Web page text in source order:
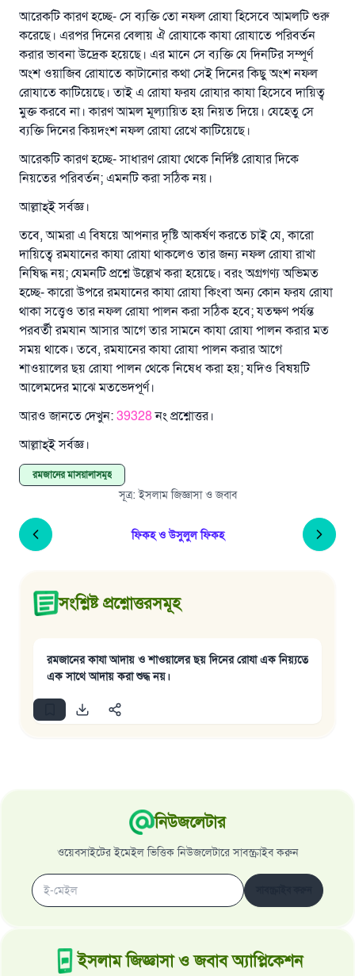
আরেকটি কারণ হচ্ছে- সে ব্যক্তি তো নফল রোযা হিসেবে আমলটি শুরু
করেছে। এরপর দিনের বেলায় ঐ রোযাকে কাযা রোযাতে পরিবর্তন
করার ভাবনা উদ্রেক হয়েছে। এর মানে সে ব্যক্তি যে দিনটির সম্পূর্ণ
অংশ ওয়াজিব রোযাতে কাটানোর কথা সেই দিনের কিছু অংশ নফল
রোযাতে কাটিয়েছে। তাই এ রোযা ফরয রোযার কাযা হিসেবে দায়িত্ব
মুক্ত করবে না। কারণ আমল মূল্যায়িত হয় নিয়ত দিয়ে। যেহেতু সে
ব্যক্তি দিনের কিয়দংশ নফল রোযা রেখে কাটিয়েছে।
আরেকটি কারণ হচ্ছে- সাধারণ রোযা থেকে নির্দিষ্ট রোযার দিকে
নিয়তের পরিবর্তন; এমনটি করা সঠিক নয়।
আল্লাহ্‌ই সর্বজ্ঞ।
তবে, আমরা এ বিষয়ে আপনার দৃষ্টি আকর্ষণ করতে চাই যে, কারো
দায়িত্বে রমযানের কাযা রোযা থাকলেও তার জন্য নফল রোযা রাখা
নিষিদ্ধ নয়; যেমনটি প্রশ্নে উল্লেখ করা হয়েছে। বরং অগ্রগণ্য অভিমত
হচ্ছে- কারো উপরে রমযানের কাযা রোযা কিংবা অন্য কোন ফরয রোযা
থাকা সত্ত্বেও তার নফল রোযা পালন করা সঠিক হবে; যতক্ষণ পর্যন্ত
পরবর্তী রমযান আসার আগে তার সামনে কাযা রোযা পালন করার মত
সময় থাকে। তবে, রমযানের কাযা রোযা পালন করার আগে
শাওয়ালের ছয় রোযা পালন থেকে নিষেধ করা হয়; যদিও বিষয়টি
আলেমদের মাঝে মতভেদপূর্ণ।
আরও জানতে দেখুন: 39328নং প্রশ্নোত্তর।
আল্লাহ্‌ই সর্বজ্ঞ।
রমজানের মাসয়ালাসমূহ
সূত্র:ইসলাম জিজ্ঞাসা ও জবাব
ফিকহ ও উসুলুল ফিকহ
সংশ্লিষ্ট প্রশ্নোত্তরসমূহ
রমজানের কাযা আদায় ও শাওয়ালের ছয় দিনের রোযা এক নিয়্যতে
এক সাথে আদায় করা শুদ্ধ নয়।
নিউজলেটার
ওয়েবসাইটের ইমেইল ভিত্তিক নিউজলেটারে সাবস্ক্রাইব করুন
ইসলাম জিজ্ঞাসা ও জবাব অ্যাপ্লিকেশন
রাসূল সাল্লাল্লাহু আলাইহি ওয়া সাল্লাম বলেছেন
যে ব্যক্তি সৎ কর্মের পথ দেখাবে সে সৎকর্মকারীর সমান
সওয়াব পাবে
(সহিহ মুসলিম; ১৮৯৩)